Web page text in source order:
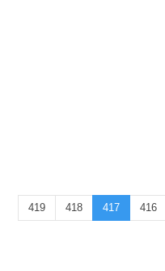
416
417
418
419